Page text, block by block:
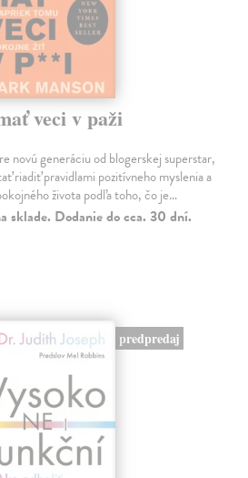
veci v paži
novú generáciu od blogerskej superstar,
riadiť pravidlami pozitívneho myslenia a
života podľa toho, čo je…
sklade. Dodanie do cca. 30 dní.
predpredaj